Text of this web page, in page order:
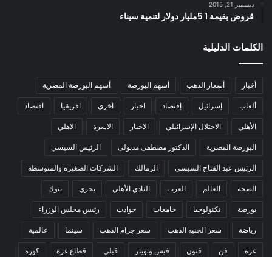
ديسمبر 21, 2015
قروض بقيمة 1 5مليار دولار لتنمية سيناء
الكلمات الدليلية
أخبار أسعار الذهب أسهم البورصة أسهم البورصة المصرية
ألعاب إسرائيل إقتصاد اخبار اخري افريقيا اقتصاد
الأهلي الاحتلال الإسرائيلي الاخبار الاسرة الاهلي
البورصة المصرية الدكتور مصطفى مدبولى الرئيس السيسي
الرئيس عبد الفتاح السيسي الزمالك الشركات الصغيرة والمتوسطة
الصحة العالم العرب النادي الأهلي بحري بنوك
بورصة تكنولوجيا جامعات حوادث رئيس مجلس الوزراء
رياضة سعر الجنيه الذهب سعر جرام الذهب سينما عالمية
غزة فن فنون فيس وتويتر قبلي قطاع غزة كورة